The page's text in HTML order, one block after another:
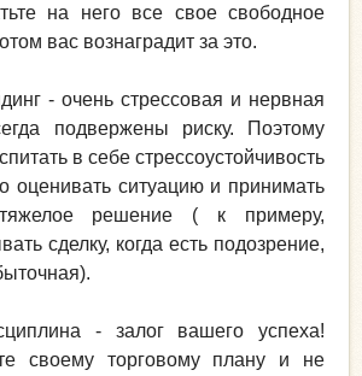
на него все свое свободное
вас вознаградит за это.
- очень стрессовая и нервная
подвержены риску. Поэтому
в себе стрессоустойчивость
оценивать ситуацию и принимать
решение ( к примеру,
сделку, когда есть подозрение,
- залог вашего успеха!
своему торговому плану и не